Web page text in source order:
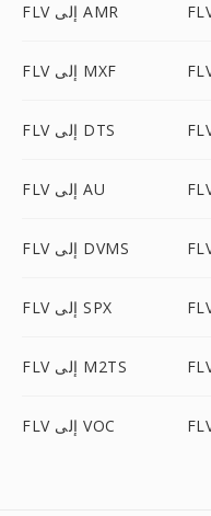
FLV إلى AMR
FLV إلى MXF
FLV إلى DTS
FLV إلى AU
FLV إلى DVMS
FLV إلى SPX
FLV إلى M2TS
FLV إلى VOC